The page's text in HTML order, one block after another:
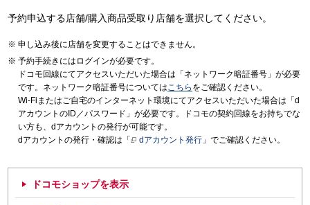
予約申込する店舗/購入商品受取り店舗を選択してください。
申し込み後に店舗を変更することはできません。
予約手続きにはログインが必要です。
ドコモ回線にてアクセスいただいた場合は「ネットワーク暗証番号」が必要
です。ネットワーク暗証番号についてはこちら をご確認ください。
Wi-Fiまたはご自宅のインターネット環境にてアクセスいただいた場合は「d
アカウントのID／パスワード」が必要です。ドコモの契約回線をお持ちでな
い方も、dアカウントの発行が可能です。
dアカウントの発行・確認は「
dアカウント発行 」でご確認ください。
ドコモショップを表示